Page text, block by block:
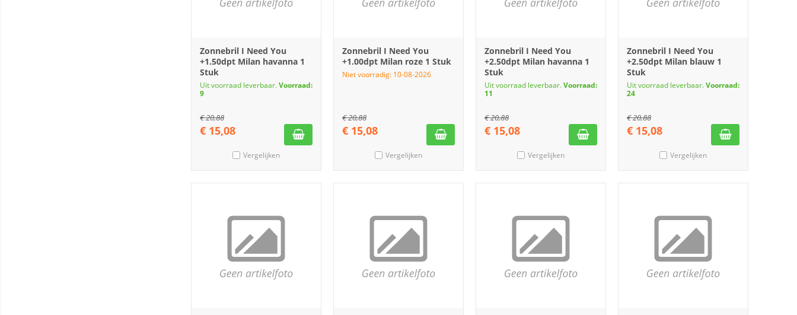
Zonnebril I Need You
+1.50dpt Milan havanna 1
Stuk
Uit voorraad leverbaar.Voorraad:
9
€20,88
€ 15,08
Vergelijken
Zonnebril I Need You
+1.00dpt Milan roze 1 Stuk
Niet voorradig: 10-08-2026
€20,88
€ 15,08
Vergelijken
Zonnebril I Need You
+2.50dpt Milan havanna 1
Stuk
Uit voorraad leverbaar.Voorraad:
11
€20,88
€ 15,08
Vergelijken
Zonnebril I Need You
+2.50dpt Milan blauw 1
Stuk
Uit voorraad leverbaar.Voorraad:
24
€20,88
€ 15,08
Vergelijken